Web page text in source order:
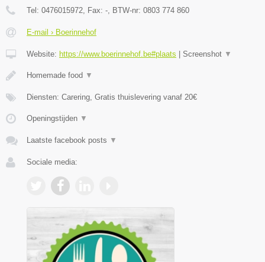
Tel: 0476015972, Fax: -, BTW-nr: 0803 774 860
E-mail › Boerinnehof
Website: https://www.boerinnehof.be#plaats Screenshot ▼
Homemade food ▼
Diensten: Carering, Gratis thuislevering vanaf 20€
Openingstijden ▼
Laatste facebook posts ▼
Sociale media: